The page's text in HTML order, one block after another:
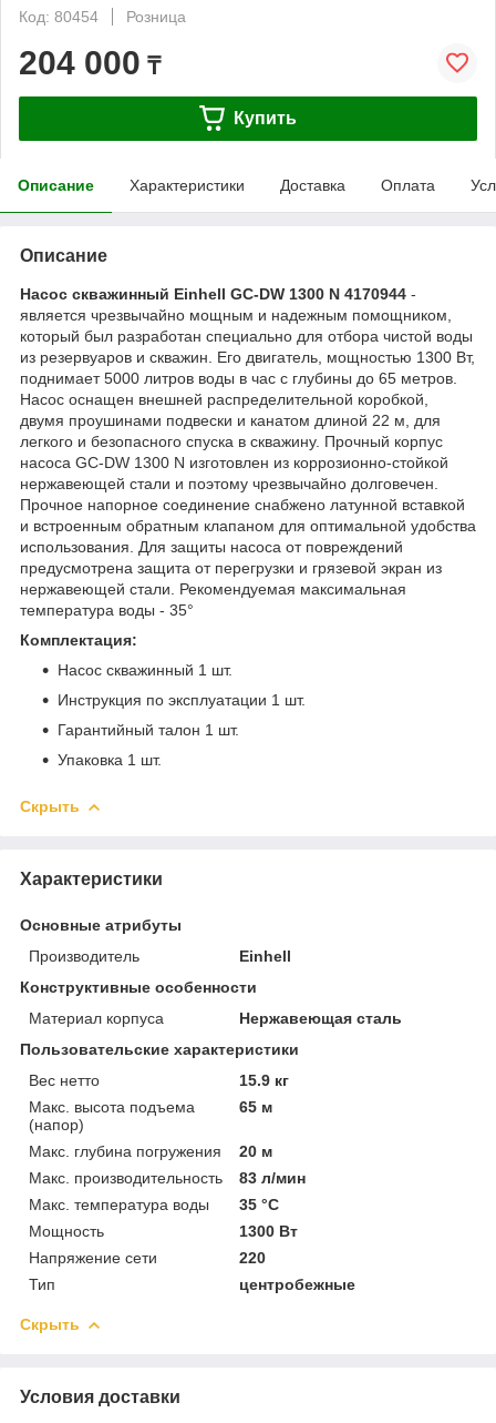
Код: 80454
Розница
204 000 ₸
Купить
Описание Характеристики Доставка Оплата
Описание
Насос скважинный Einhell GC-DW 1300 N 4170944 -
является чрезвычайно мощным и надежным помощником,
который был разработан специально для отбора чистой воды
из резервуаров и скважин. Его двигатель, мощностью 1300 Вт,
поднимает 5000 литров воды в час с глубины до 65 метров.
Насос оснащен внешней распределительной коробкой,
двумя проушинами подвески и канатом длиной 22 м, для
легкого и безопасного спуска в скважину. Прочный корпус
насоса GC-DW 1300 N изготовлен из коррозионно-стойкой
нержавеющей стали и поэтому чрезвычайно долговечен.
Прочное напорное соединение снабжено латунной вставкой
и встроенным обратным клапаном для оптимальной удобства
использования. Для защиты насоса от повреждений
предусмотрена защита от перегрузки и грязевой экран из
нержавеющей стали. Рекомендуемая максимальная
температура воды - 35°
Комплектация:
Насос скважинный 1 шт.
Инструкция по эксплуатации 1 шт.
Гарантийный талон 1 шт.
Упаковка 1 шт.
Скрыть
Характеристики
Основные атрибуты
Производитель
Einhell
Конструктивные особенности
Материал корпуса
Нержавеющая сталь
Пользовательские характеристики
Вес нетто
15.9 кг
Макс. высота подъема
(напор)
65 м
Макс. глубина погружения
20 м
Макс. производительность
83 л/мин
Макс. температура воды
35 °C
Мощность
1300 Вт
Напряжение сети
220
Тип
центробежные
Скрыть
Условия доставки